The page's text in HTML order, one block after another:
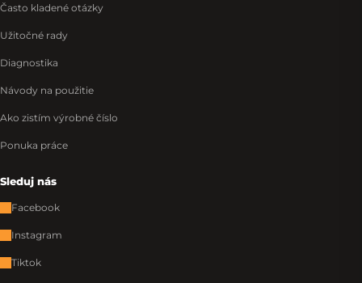
Často kladené otázky
Užitočné rady
Diagnostika
Návody na použitie
Ako zistím výrobné číslo
Ponuka práce
Sleduj nás
Facebook
Instagram
Tiktok